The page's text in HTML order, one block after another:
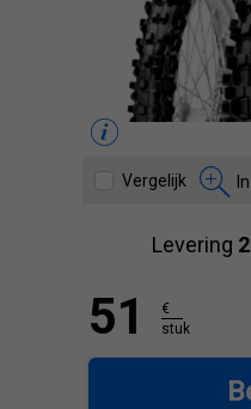
Vergelijk
Levering
51
€
stuk